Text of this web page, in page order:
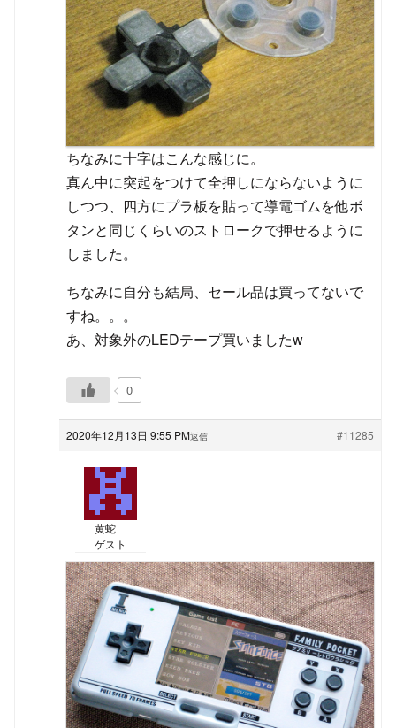
ちなみに十字はこんな感じに。
真ん中に突起をつけて全押しにならないように
しつつ、四方にプラ板を貼って導電ゴムを他ボ
タンと同じくらいのストロークで押せるように
しました。
ちなみに自分も結局、セール品は買ってないで
すね。。。
あ、対象外のLEDテープ買いましたw
0
2020年12月13日 9:55 PM #11285
返信
黄蛇
ゲスト